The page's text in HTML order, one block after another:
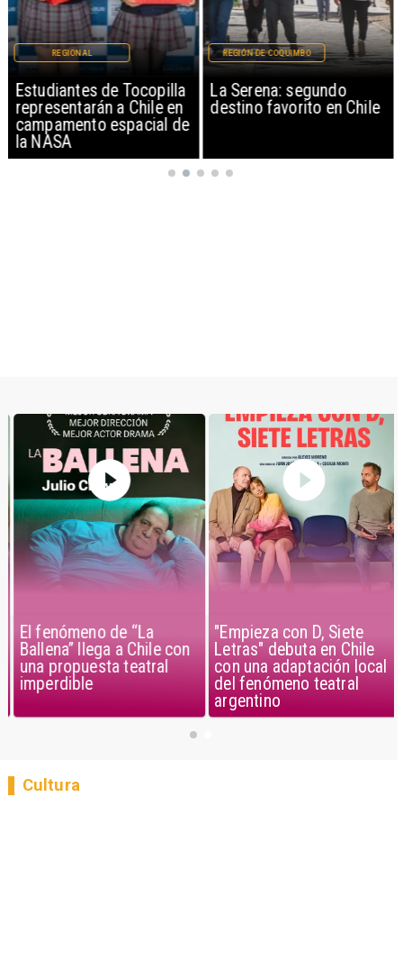
Estudiantes de Tocopilla
representarán a Chile en
campamento espacial de
la NASA
REGIONAL
La Serena: segundo
destino favorito en Chile
REGIÓN DE COQUIMBO
El fenómeno de “La
Ballena” llega a Chile con
una propuesta teatral
imperdible
"Empieza con D, Siete
Letras" debuta en Chile
con una adaptación local
del fenómeno teatral
argentino
Cultura